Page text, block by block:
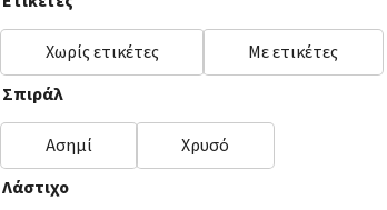
Χωρίς ετικέτες
Με ετικέτες
Σπιράλ
Ασημί
Χρυσό
Λάστιχο